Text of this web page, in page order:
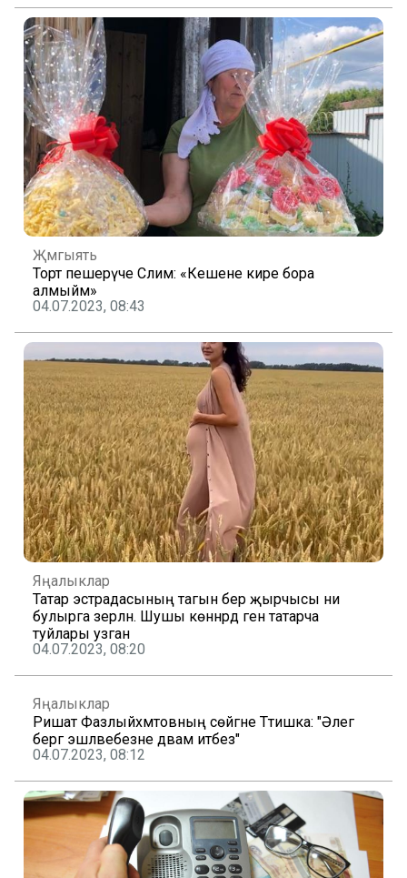
Җәмгыять
Торт пешерүче Сәлимә: «Кешене кире бора
алмыйм»
04.07.2023, 08:43
Яңалыклар
Татар эстрадасының тагын бер җырчысы әни
булырга әзерләнә. Шушы көннәрдә генә татарча
туйлары узган
04.07.2023, 08:20
Яңалыклар
Ришат Фазлыйәхмәтовның сөйгәне Тәтишка: "Әлегә
бергә эшләвебезне дәвам итәбез"
04.07.2023, 08:12